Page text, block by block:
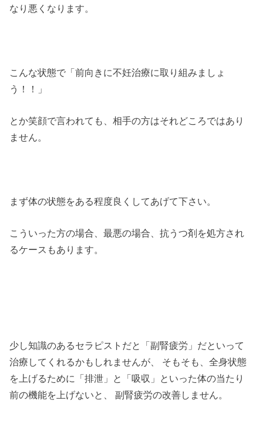
なり悪くなります。
こんな状態で「前向きに不妊治療に取り組みましょ
う！！」
とか笑顔で言われても、相手の方はそれどころではあり
ません。
まず体の状態をある程度良くしてあげて下さい。
こういった方の場合、最悪の場合、抗うつ剤を処方され
るケースもあります。
少し知識のあるセラピストだと「副腎疲労」だといって
治療してくれるかもしれませんが、 そもそも、全身状態
を上げるために「排泄」と「吸収」といった体の当たり
前の機能を上げないと、 副腎疲労の改善しません。